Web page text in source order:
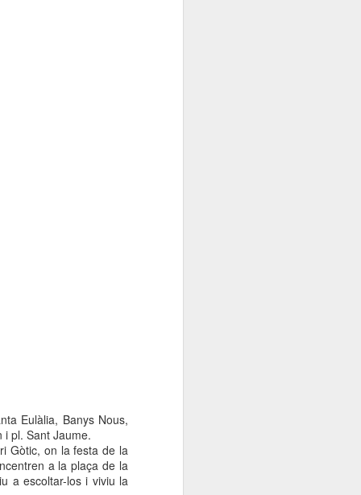
Eulàlia, Banys Nous,
i pl. Sant Jaume.
Gòtic, on la festa de la
a la plaça de la
a escoltar-los i viviu la